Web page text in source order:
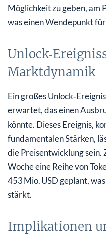
Möglichkeit zu geben, am
was einen Wendepunkt
Marktdynamik
Ein großes
erwartet, das einen
könnte. Dieses Ereignis,
fundamentalen Stärken,
die Preisentwicklung sein.
Woche eine Reihe von
453 Mio. USD geplant,
stärkt.
Implikationen